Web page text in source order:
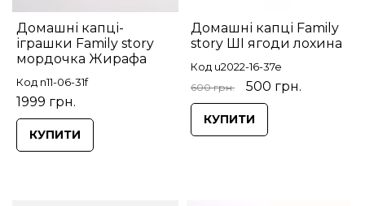
Домашні капці-
іграшки Family story
мордочка Жирафа
Код n11-06-31f
1999 грн.
КУПИТИ
Домашні капці Family
story ШІ ягоди лохина
Код u2022-16-37e
600 грн. 500 грн.
КУПИТИ